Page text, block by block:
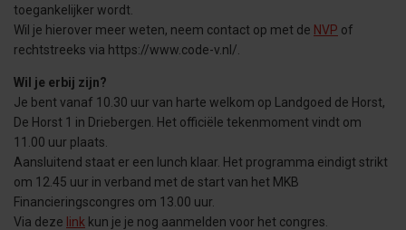
toegankelijker wordt.
Wil je hierover meer weten, neem contact op met de NVP of
rechtstreeks via https://www.code-v.nl/.
Wil je erbij zijn?
Je bent vanaf 10.30 uur van harte welkom op Landgoed de Horst,
De Horst 1 in Driebergen. Het officiële tekenmoment vindt om
11.00 uur plaats.
Aansluitend staat er een lunch klaar. Het programma eindigt strikt
om 12.45 uur in verband met de start van het MKB
Financieringscongres om 13.00 uur.
Via deze link kun je je nog aanmelden voor het congres.